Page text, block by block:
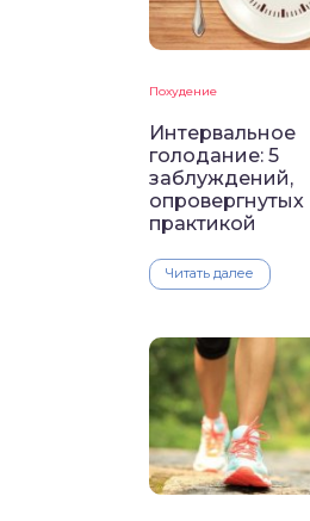
Похудение
Интервальное
голодание: 5
заблуждений,
опровергнутых
практикой
Читать далее